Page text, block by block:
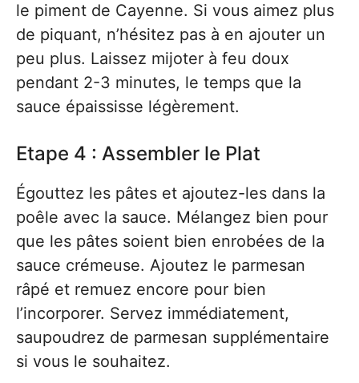
le piment de Cayenne. Si vous aimez plus
de piquant, n’hésitez pas à en ajouter un
peu plus. Laissez mijoter à feu doux
pendant 2-3 minutes, le temps que la
sauce épaississe légèrement.
Etape 4 : Assembler le Plat
Égouttez les pâtes et ajoutez-les dans la
poêle avec la sauce. Mélangez bien pour
que les pâtes soient bien enrobées de la
sauce crémeuse. Ajoutez le parmesan
râpé et remuez encore pour bien
l’incorporer. Servez immédiatement,
saupoudrez de parmesan supplémentaire
si vous le souhaitez.